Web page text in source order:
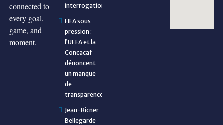
connected to
every goal,
game, and
moment.
interrogations
FIFA sous
pression :
l’UEFA et la
Concacaf
dénoncent
un manque
de
transparence
Jean-Ricner
Bellegarde